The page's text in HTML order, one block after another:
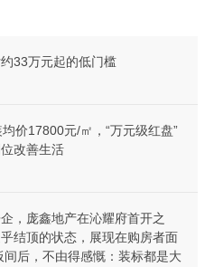
33万元起的低门槛
价17800元/㎡，“万元级红盘”
改善生活
，庞鑫地产在沁耀府首开之
结顶的状态，展现在购房者面
后，不由得感慨：装标都是大